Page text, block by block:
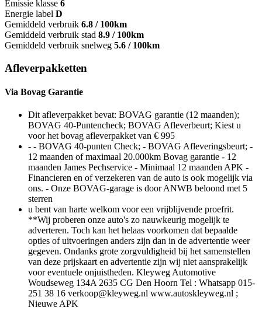
Emissie klasse 6
Energie label D
Gemiddeld verbruik 6.8 / 100km
Gemiddeld verbruik stad 8.9 / 100km
Gemiddeld verbruik snelweg 5.6 / 100km
Afleverpakketten
Via Bovag Garantie
Dit afleverpakket bevat: BOVAG garantie (12 maanden);
BOVAG 40-Puntencheck; BOVAG Afleverbeurt; Kiest u
voor het bovag afleverpakket van € 995
- - BOVAG 40-punten Check; - BOVAG Afleveringsbeurt; -
12 maanden of maximaal 20.000km Bovag garantie - 12
maanden James Pechservice - Minimaal 12 maanden APK -
Financieren en of verzekeren van de auto is ook mogelijk via
ons. - Onze BOVAG-garage is door ANWB beloond met 5
sterren
u bent van harte welkom voor een vrijblijvende proefrit.
**Wij proberen onze auto's zo nauwkeurig mogelijk te
adverteren. Toch kan het helaas voorkomen dat bepaalde
opties of uitvoeringen anders zijn dan in de advertentie weer
gegeven. Ondanks grote zorgvuldigheid bij het samenstellen
van deze prijskaart en advertentie zijn wij niet aansprakelijk
voor eventuele onjuistheden. Kleyweg Automotive
Woudseweg 134A 2635 CG Den Hoorn Tel : Whatsapp 015-
251 38 16 verkoop@kleyweg.nl www.autoskleyweg.nl ;
Nieuwe APK